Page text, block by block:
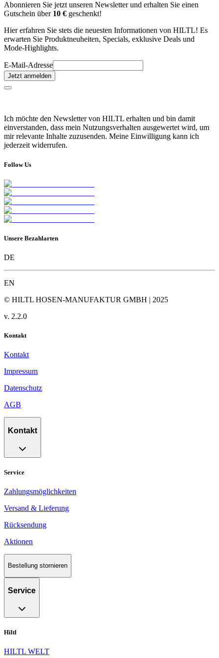
Abonnieren Sie jetzt unseren Newsletter und erhalten Sie einen
Gutschein über 10 € geschenkt!
Hier erfahren Sie stets die neuesten Informationen von HILTL! Es
erwarten Sie Produktneuheiten, Specials, exklusive Deals und
Mode-Highlights.
E-Mail-Adresse
Jetzt anmelden
Ich möchte den Newsletter von HILTL erhalten und bin damit
einverstanden, dass mein Nutzungsverhalten ausgewertet wird, um
mir relevante Inhalte zuzusenden. Meine Einwilligung kann ich
jederzeit widerrufen.
Follow Us
Unsere Bezahlarten
DE
EN
© HILTL HOSEN-MANUFAKTUR GMBH | 2025
v. 2.2.0
Kontakt
Kontakt
Impressum
Datenschutz
AGB
Kontakt
Service
Zahlungsmöglichkeiten
Versand & Lieferung
Rücksendung
Aktionen
Bestellung stornieren
Service
Hiltl
HILTL WELT